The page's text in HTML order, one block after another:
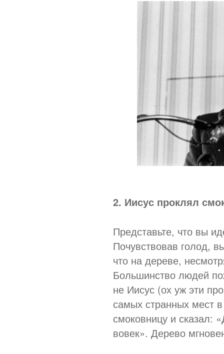
2. Иисус проклял
Представьте, что вы
Почувствовав голод,
что на дереве,
Большинство людей
не Иисус (ох уж эти
самых странных мест
смоковницу и сказал:
вовек». Дерево